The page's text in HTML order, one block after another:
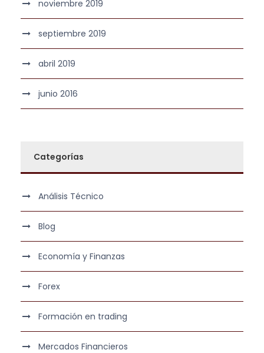
noviembre 2019
septiembre 2019
abril 2019
junio 2016
Categorías
Análisis Técnico
Blog
Economía y Finanzas
Forex
Formación en trading
Mercados Financieros